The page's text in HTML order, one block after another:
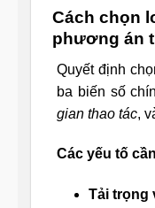
Cách chọn
phương án
Quyết định
ba biến số
gian thao tác,
Các yếu tố
Tải trọng